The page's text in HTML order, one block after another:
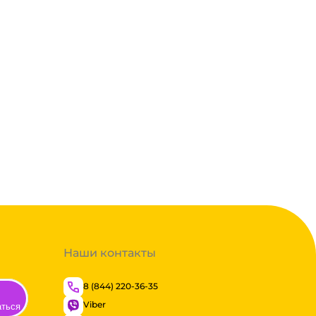
Наши контакты
8 (844) 220-36-35
Viber